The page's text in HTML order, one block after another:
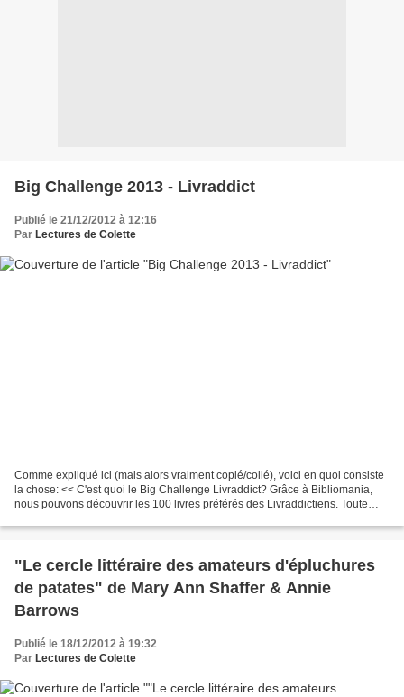
Big Challenge 2013 - Livraddict
Publié le 21/12/2012 à 12:16
Par Lectures de Colette
Comme expliqué ici (mais alors vraiment copié/collé), voici en quoi consiste
la chose: << C'est quoi le Big Challenge Livraddict? Grâce à Bibliomania,
nous pouvons découvrir les 100 livres préférés des Livraddictiens. Toute
"Le cercle littéraire des amateurs d'épluchures
de patates" de Mary Ann Shaffer & Annie
Barrows
Publié le 18/12/2012 à 19:32
Par Lectures de Colette